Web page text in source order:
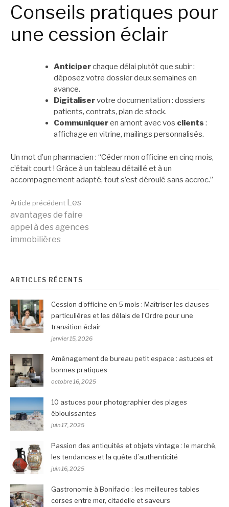
Conseils pratiques pour
une cession éclair
Anticiperchaque délai plutôt que subir :
déposez votre dossier deux semaines en
avance.
Digitaliservotre documentation : dossiers
patients, contrats, plan de stock.
Communiqueren amont avec vos clients :
affichage en vitrine, mailings personnalisés.
Un mot d’un pharmacien : “Céder mon officine en cinq mois,
c’était court ! Grâce à un tableau détaillé et à un
accompagnement adapté, tout s’est déroulé sans accroc.”
Lire
la
suite
Article précédent Les
avantages de faire
appel à des agences
immobilières
ARTICLES RÉCENTS
Cession d’officine en 5 mois : Maîtriser les clauses
particulières et les délais de l’Ordre pour une
transition éclair
janvier 15, 2026
Aménagement de bureau petit espace : astuces et
bonnes pratiques
octobre 16, 2025
10 astuces pour photographier des plages
éblouissantes
juin 17, 2025
Passion des antiquités et objets vintage : le marché,
les tendances et la quête d’authenticité
juin 16, 2025
Gastronomie à Bonifacio : les meilleures tables
corses entre mer, citadelle et saveurs